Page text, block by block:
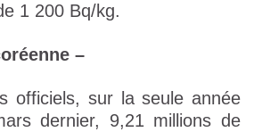
1 200 Bq/kg.
–
officiels, sur la seule année
dernier, 9,21 millions de